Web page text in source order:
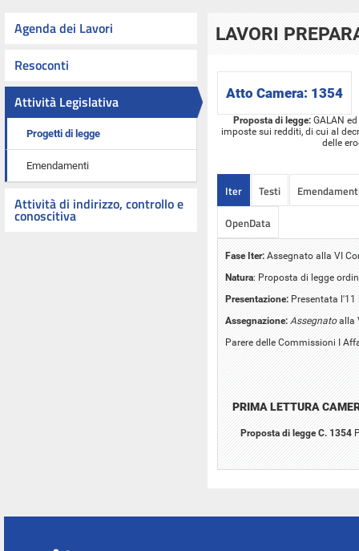
Agenda dei Lavori
Resoconti
Attività Legislativa
Progetti di legge
Emendamenti
Attività di indirizzo, controllo e
conoscitiva
LAVORI
Atto Camera: 1354
Proposta di legge:GALAN
imposte sui redditi, di cui al
delle
Iter Testi
OpenData
Fase Iter: Assegnato alla VI
Natura: Proposta di legge
Presentazione: Presentata
Assegnazione: Assegnatoalla
Parere delle Commissioni I
PRIMA LETTURA
Proposta di legge C. 1354